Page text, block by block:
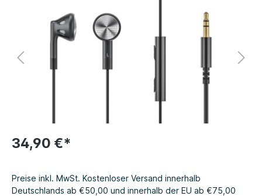
34,90 €*
Preise inkl. MwSt. Kostenloser Versand innerhalb
Deutschlands ab €50,00 und innerhalb der EU ab €75,00